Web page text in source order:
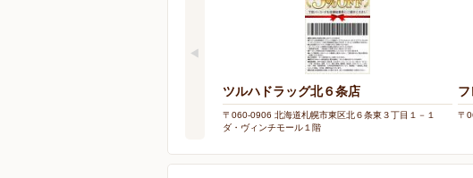
ツルハドラッグ北６条店
〒060-0906 北海道札幌市東区北６条東３丁目１－１
ダ・ヴィンチモール１階
〒